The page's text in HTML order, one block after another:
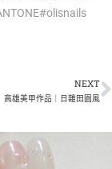
NEXT
高雄美甲作品｜日雜田園風